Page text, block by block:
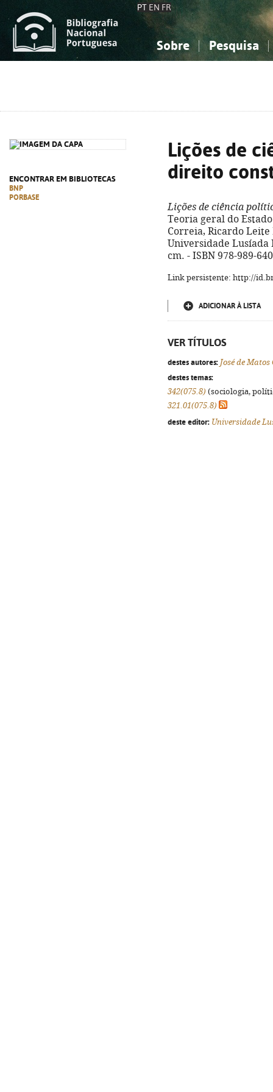
PT EN FR
Sobre Pesquisa
ENCONTRAR EM BIBLIOTECAS
BNP
PORBASE
Lições de
direito
Lições de ciência
Teoria geral do
Correia, Ricardo Leite
Universidade Lusíada
cm. - ISBN 978-989-
Link persistente: http://
ADICIONAR À LISTA
VER TÍTULOS
destes autores: José de
destes temas:
342(075.8) (sociologia,
321.01(075.8)
deste editor: Universidade